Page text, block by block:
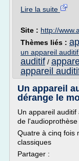
Lire la suite
Site : http://
Thèmes liés :
un appareil
auditif /
appareil
Un appareil
dérange le
Un appareil
de l'audioprothèse
Quatre à cinq fois
classiques
Partager :